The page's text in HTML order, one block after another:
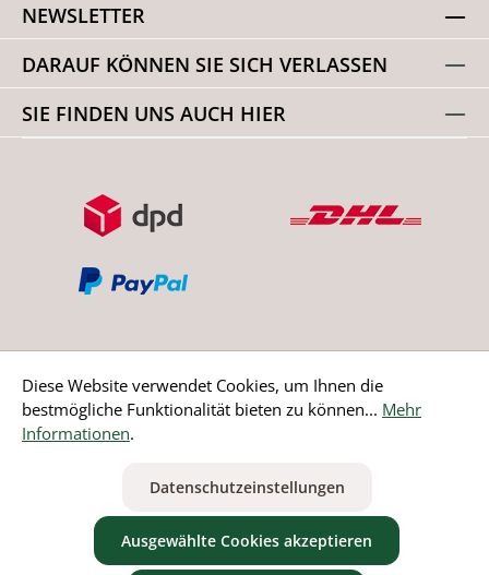
NEWSLETTER
DARAUF KÖNNEN SIE SICH VERLASSEN
SIE FINDEN UNS AUCH HIER
Bestellung widerrufen
ausgenommen Nicht EU-Länder
Diese Website verwendet Cookies, um Ihnen die
bestmögliche Funktionalität bieten zu können... Mehr
Informationen.
Datenschutzeinstellungen
Ausgewählte Cookies akzeptieren